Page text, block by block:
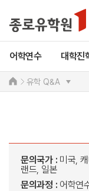
어학연수 대학진
유학 Q&A
문의국가 : 미국,
랜드, 일본
문의과정 : 어학연